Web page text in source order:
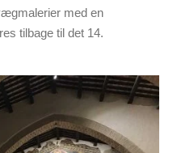
med en
tilbage til det 14.